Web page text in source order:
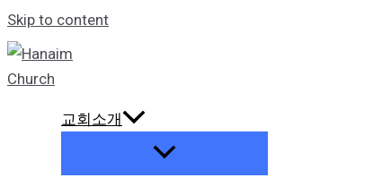
Skip to content
교회소개